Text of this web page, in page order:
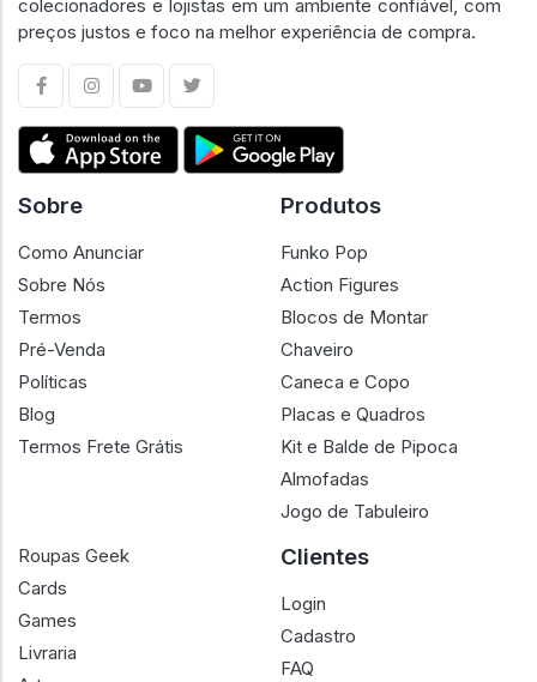
colecionadores e lojistas em um ambiente confiável, com
preços justos e foco na melhor experiência de compra.
Sobre
Como Anunciar
Sobre Nós
Termos
Pré-Venda
Políticas
Blog
Termos Frete Grátis
Produtos
Funko Pop
Action Figures
Blocos de Montar
Chaveiro
Caneca e Copo
Placas e Quadros
Kit e Balde de Pipoca
Almofadas
Jogo de Tabuleiro
Roupas Geek
Cards
Games
Livraria
Clientes
Login
Cadastro
FAQ